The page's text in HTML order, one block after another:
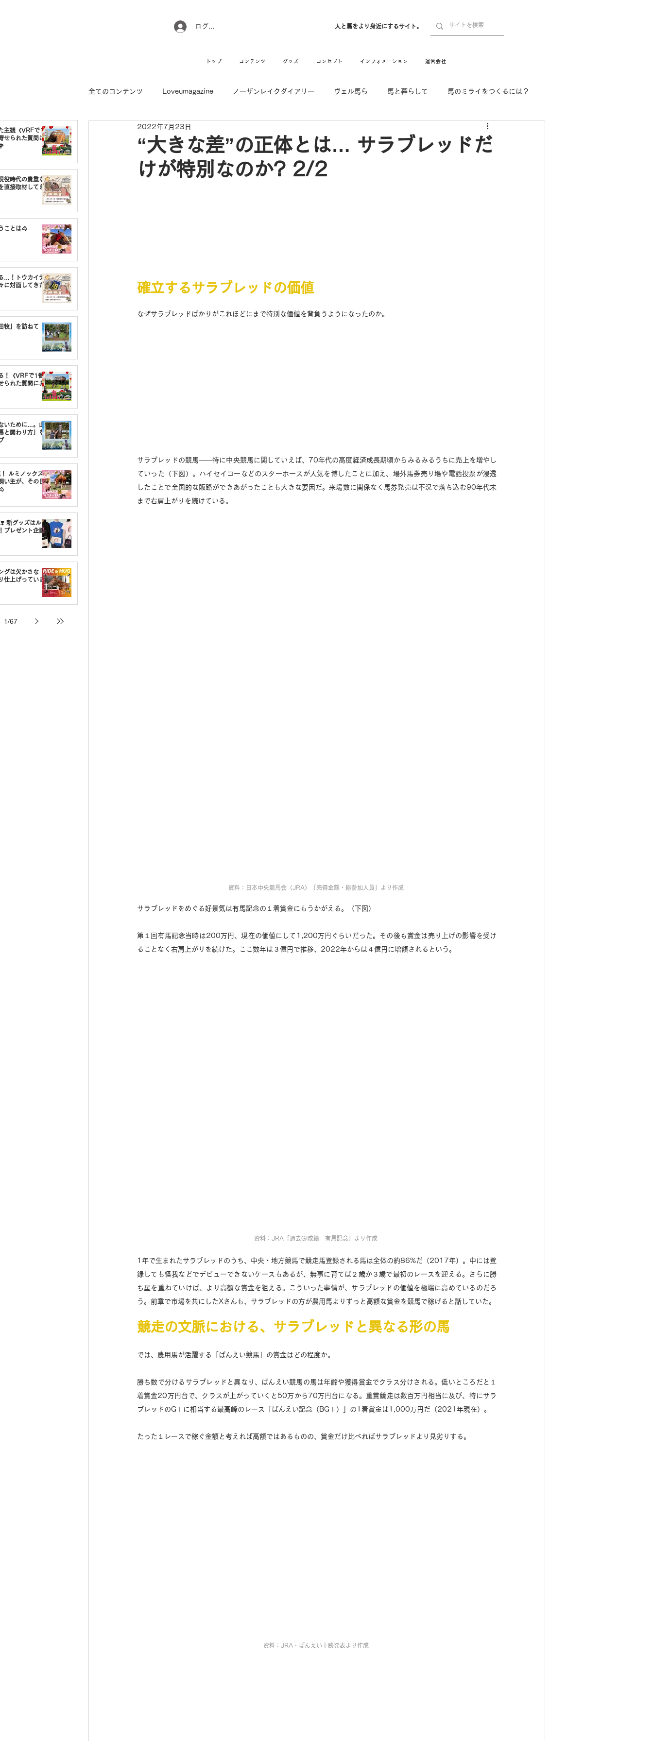
ログイン 人と馬をより身近にするサイト。
トップ コンテンツ グッズ コンセプト インフォメーション 運営会社
主観《VRFで1番
せられた質問に
役時代の貴重な
直接取材してき
ことは🐴
…！トウカイテ
に対面してきた
牧」を訪ねて
！《VRFで1番〇
られた質問にお
いために…。山
と関わり方」を
ルミノックスの
い主が、その日
新グッズはルミ
プレゼント企画
グは欠かさな
仕上げっていま
1/67
全てのコンテンツ Loveumagazine ノーザンレイクダイアリー ヴェル馬ら 馬と暮らして 馬のミライをつくるには？
ウマのお坊さん徒然日記
引退馬コレクション インフォメーション Movie New
“大きな差”の正体とは… サラブレッドだ
けが特別なのか? 2/2
2022年7月23日
確立するサラブレッドの価値
なぜサラブレッドばかりがこれほどにまで特別な価値を背負うようになったのか。
サラブレッドの競馬――特に中央競馬に関していえば、70年代の高度経済成長期頃からみるみるうちに売上を増やし
ていった（下図）。ハイセイコーなどのスターホースが人気を博したことに加え、場外馬券売り場や電話投票が浸透
したことで全国的な販路ができあがったことも大きな要因だ。来場数に関係なく馬券発売は不況で落ち込む90年代末
まで右肩上がりを続けている。
資料：日本中央競馬会（JRA）「売得金額・総参加人員」より作成
サラブレッドをめぐる好景気は有馬記念の１着賞金にもうかがえる。（下図）
第１回有馬記念当時は200万円、現在の価値にして1,200万円ぐらいだった。その後も賞金は売り上げの影響を受け
ることなく右肩上がりを続けた。ここ数年は３億円で推移、2022年からは４億円に増額されるという。
資料：JRA「過去GI成績　有馬記念」より作成
1年で生まれたサラブレッドのうち、中央・地方競馬で競走馬登録される馬は全体の約86%だ（2017年）。中には登
録しても怪我などでデビューできないケースもあるが、無事に育てば２歳か３歳で最初のレースを迎える。さらに勝
ち星を重ねていけば、より高額な賞金を狙える。こういった事情が、サラブレッドの価値を極端に高めているのだろ
競走の文脈における、サラブレッドと異なる形の馬
では、農用馬が活躍する「ばんえい競馬」の賞金はどの程度か。
勝ち数で分けるサラブレッドと異なり、ばんえい競馬の馬は年齢や獲得賞金でクラス分けされる。低いところだと１
着賞金20万円台で、クラスが上がっていくと50万から70万円台になる。重賞競走は数百万円相当に及び、特にサラ
ブレッドのGⅠに相当する最高峰のレース「ばんえい記念（BGⅠ）」の1着賞金は1,000万円だ（2021年現在）。
たった１レースで稼ぐ金額と考えれば高額ではあるものの、賞金だけ比べればサラブレッドより見劣りする。
資料：JRA・ばんえい十勝発表より作成